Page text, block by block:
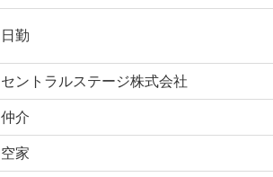
日勤
セントラルステージ株式会社
仲介
空家